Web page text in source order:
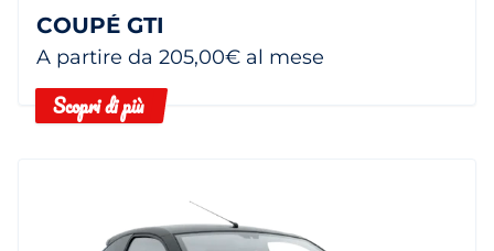
COUPÉ GTI
A partire da 205,00€ al mese
Scopri di più